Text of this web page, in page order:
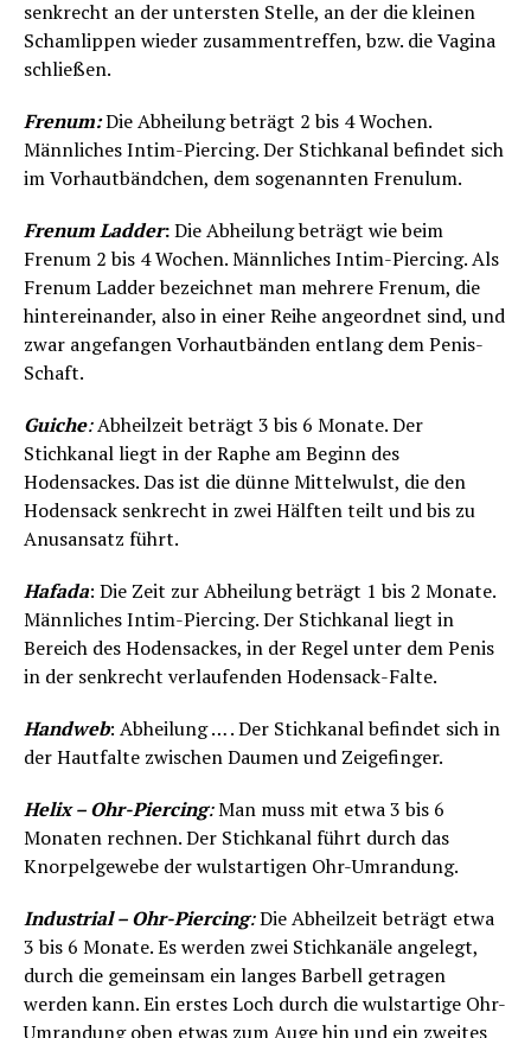
senkrecht an der untersten Stelle, an der die kleinen
Schamlippen wieder zusammentreffen, bzw. die Vagina
schließen.
Frenum:Die Abheilung beträgt 2 bis 4 Wochen.
Männliches Intim-Piercing. Der Stichkanal befindet sich
im Vorhautbändchen, dem sogenannten Frenulum.
Frenum Ladder:Die Abheilung beträgt wie beim
Frenum 2 bis 4 Wochen. Männliches Intim-Piercing. Als
Frenum Ladder bezeichnet man mehrere Frenum, die
hintereinander, also in einer Reihe angeordnet sind, und
zwar angefangen Vorhautbänden entlang dem Penis-
Schaft.
Guiche:Abheilzeit beträgt 3 bis 6 Monate. Der
Stichkanal liegt in der Raphe am Beginn des
Hodensackes. Das ist die dünne Mittelwulst, die den
Hodensack senkrecht in zwei Hälften teilt und bis zu
Anusansatz führt.
Hafada: Die Zeit zur Abheilung beträgt 1 bis 2 Monate.
Männliches Intim-Piercing. Der Stichkanal liegt in
Bereich des Hodensackes, in der Regel unter dem Penis
in der senkrecht verlaufenden Hodensack-Falte.
Handweb: Abheilung … . Der Stichkanal befindet sich in
der Hautfalte zwischen Daumen und Zeigefinger.
Helix – Ohr-Piercing:Man muss mit etwa 3 bis 6
Monaten rechnen. Der Stichkanal führt durch das
Knorpelgewebe der wulstartigen Ohr-Umrandung.
Industrial – Ohr-Piercing:Die Abheilzeit beträgt etwa
3 bis 6 Monate. Es werden zwei Stichkanäle angelegt,
durch die gemeinsam ein langes Barbell getragen
werden kann. Ein erstes Loch durch die wulstartige Ohr-
Umrandung oben etwas zum Auge hin und ein zweites